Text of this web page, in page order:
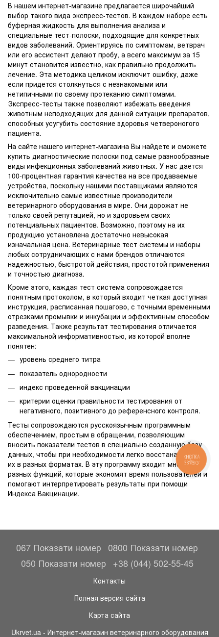
В нашем интернет-магазине предлагается широчайший
выбор такого вида экспресс-тестов. В каждом наборе есть
буферная жидкость для выполнения анализа и
специальные тест-полоски, подходящие для конкретных
видов заболеваний. Ориентируясь по симптомам, ветврач
или его ассистент делают пробу, а всего максимум за 15
минут становится известно, как правильно продолжить
лечение. Эта методика целиком исключит ошибку, даже
если придется столкнуться с незнакомыми или
нетипичными по своему протеканию симптомами.
Экспресс-тесты также позволяют избежать введения
животным неподходящих для данной ситуации препаратов,
способных усугубить состояние здоровья четвероногого
пациента.
На сайте нашего интернет-магазина Вы найдете и сможете
купить диагностические полоски под самые разнообразные
виды инфекционных заболеваний животных. У нас дается
100-процентная гарантия качества на все продаваемые
устройства, поскольку нашими поставщиками являются
исключительно самые известные производители
ветеринарного оборудования в мире. Они дорожат не
только своей репутацией, но и здоровьем своих
потенциальных пациентов. Возможно, поэтому на их
продукцию установлена достаточно невысокая
изначальная цена. Ветеринарные тест системы и наборы
любых сотрудничающих с нами брендов отличаются
надежностью, быстротой действия, простотой применения
и точностью диагноза.
Кроме этого, каждая тест система сопровождается
понятным протоколом, в который входит четкая доступная
инструкция, расписанная пошагово, с точными временными
отрезками промывки и инкубации и эффективным способом
разведения. Также результат тестирования отличается
максимальной информативностью, из которой вполне
понятен:
уровень среднего титра
показатель однородности
индекс проведенной вакцинации
критерии оценки правильности тестирования от
негативного, позитивного до референсного контроля.
Тесты сопровождаются русскоязычным программным
обеспечением, простым в обращении, позволяющим
вносить показатели тестов в специально созданную базу
данных, чтобы при необходимости легко восстанавливать
их в разных форматах. В эту программу входит много
разных функций, которые экономят время пользователей и
помогают интерпретировать результаты при помощи
Индекса Вакцинации.
067 Показати номер
0800 Показати номер
050 Показати номер
+38 (044) 502-55-45
Контакты
Полная версия сайта
Карта сайта
Ukrvet.ua - Интернет-магазин ветеринарного оборудования
КНОПКА
ЗВ'ЯЗКУ